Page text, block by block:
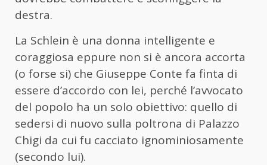
destra.
La Schlein è una donna intelligente e
coraggiosa eppure non si è ancora accorta
(o forse si) che Giuseppe Conte fa finta di
essere d’accordo con lei, perché l’avvocato
del popolo ha un solo obiettivo: quello di
sedersi di nuovo sulla poltrona di Palazzo
Chigi da cui fu cacciato ignominiosamente
(secondo lui).